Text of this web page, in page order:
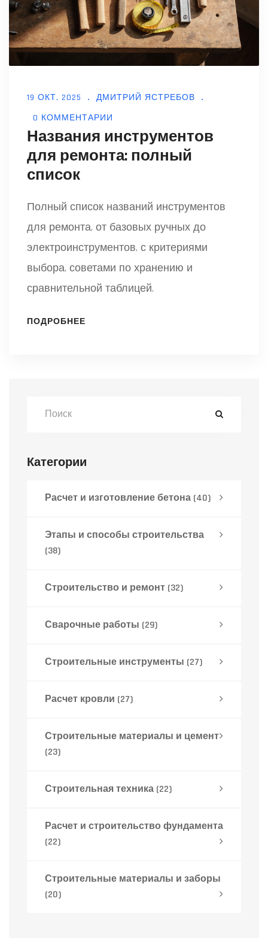
19 ОКТ, 2025
ДМИТРИЙ ЯСТРЕБОВ
0 КОММЕНТАРИИ
Названия инструментов
для ремонта: полный
список
Полный список названий инструментов
для ремонта, от базовых ручных до
электроинструментов, с критериями
выбора, советами по хранению и
сравнительной таблицей.
ПОДРОБНЕЕ
Категории
Расчет и изготовление бетона (40)
Этапы и способы строительства
(38)
Строительство и ремонт (32)
Сварочные работы (29)
Строительные инструменты (27)
Расчет кровли (27)
Строительные материалы и цемент
(23)
Строительная техника (22)
Расчет и строительство фундамента
(22)
Строительные материалы и заборы
(20)